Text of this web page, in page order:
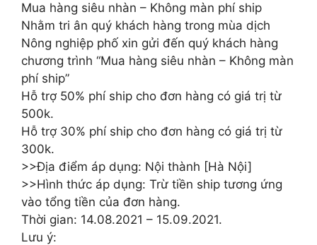
Mua hàng siêu nhàn – Không màn phí ship
Nhằm tri ân quý khách hàng trong mùa dịch
Nông nghiệp phố xin gửi đến quý khách hàng
chương trình “Mua hàng siêu nhàn – Không màn
phí ship”
Hỗ trợ 50% phí ship cho đơn hàng có giá trị từ
500k.
Hỗ trợ 30% phí ship cho đơn hàng có giá trị từ
300k.
>>Địa điểm áp dụng: Nội thành [Hà Nội]
>>Hình thức áp dụng: Trừ tiền ship tương ứng
vào tổng tiền của đơn hàng.
Thời gian: 14.08.2021 – 15.09.2021.
Lưu ý: